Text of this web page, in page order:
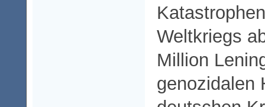
Weltkriegs
Million
genozidalen